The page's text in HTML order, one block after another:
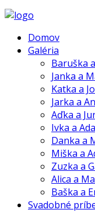
Domov
Galéria
Baruška
Janka a
Katka a
Jarka a
Aďka a
Ivka a
Danka a
Miška a
Zuzka a
Alica a
Baška a
Svadobné